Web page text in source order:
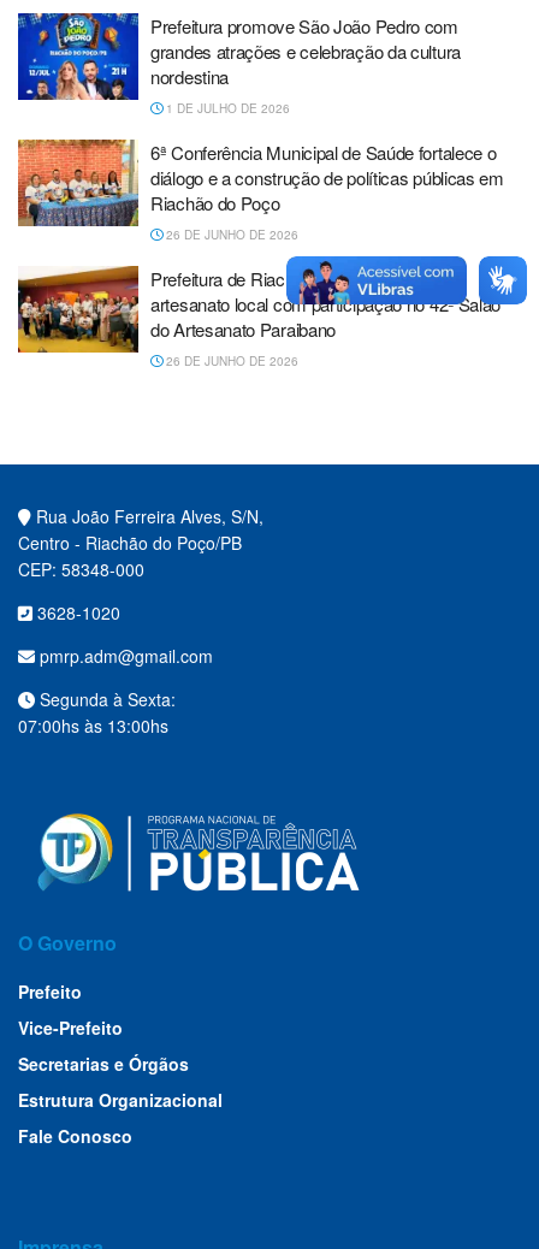
Prefeitura promove São João Pedro com
grandes atrações e celebração da cultura
nordestina
1 DE JULHO DE 2026
6ª Conferência Municipal de Saúde fortalece o
diálogo e a construção de políticas públicas em
Riachão do Poço
26 DE JUNHO DE 2026
Prefeitura de Riachão do Poço fortalece o
artesanato local com participação no 42º Salão
do Artesanato Paraibano
26 DE JUNHO DE 2026
Rua João Ferreira Alves, S/N,
Centro - Riachão do Poço/PB
CEP: 58348-000
3628-1020
pmrp.adm@gmail.com
Segunda à Sexta:
07:00hs às 13:00hs
O Governo
Prefeito
Vice-Prefeito
Secretarias e Órgãos
Estrutura Organizacional
Fale Conosco